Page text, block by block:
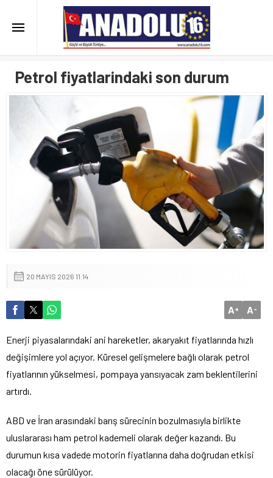
Petrol fiyatlarindaki son durum
20 MAYIS 2026 11:14
A+ A-
Enerji piyasalarındaki ani hareketler, akaryakıt fiyatlarında hızlı
değişimlere yol açıyor. Küresel gelişmelere bağlı olarak petrol
fiyatlarının yükselmesi, pompaya yansıyacak zam beklentilerini
artırdı.
ABD ve İran arasındaki barış sürecinin bozulmasıyla birlikte
uluslararası ham petrol kademeli olarak değer kazandı. Bu
durumun kısa vadede motorin fiyatlarına daha doğrudan etkisi
olacağı öne sürülüyor.